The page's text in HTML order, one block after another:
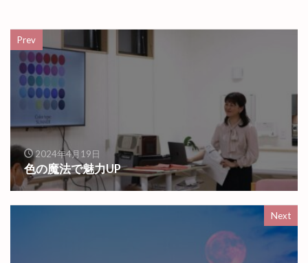
Prev
2024年4月19日
色の魔法で魅力UP
Next